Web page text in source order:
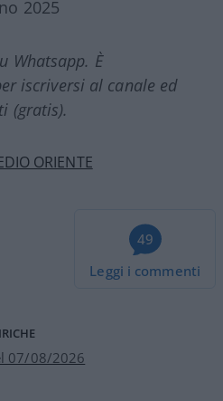
2025
Whatsapp. È
iscriversi al canale ed
(gratis).
ORIENTE
49
Leggi i commenti
07/08/2026